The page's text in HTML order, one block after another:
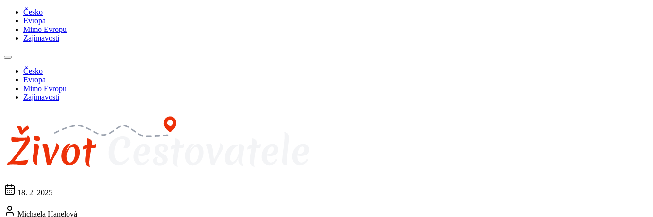
Česko
Evropa
Mimo Evropu
Zajímavosti
Česko
Evropa
Mimo Evropu
Zajímavosti
18. 2. 2025
Michaela Hanelová